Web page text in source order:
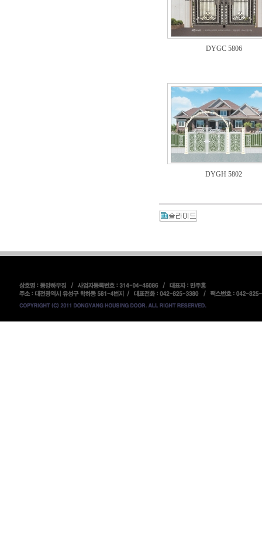
DYGC 5806
DYGH 5802